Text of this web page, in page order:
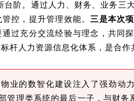
台阶。通过人力、财务、业务三
控，提升管理效能。 三是本次
过充分交流经验与理念，共同
杆人力资源信息化体系，是合
业的数智化建设注入了强劲动
管理类系统的最后一子，与财务